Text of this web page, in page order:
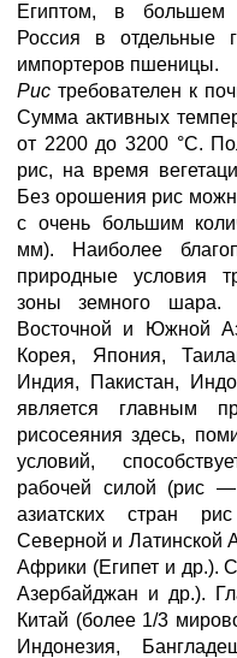
Египтом, в большем
Россия в отдельные
импортеров пшеницы.
Рис требователен к
Сумма активных
от 2200 до 3200 °С.
рис, на время
Без орошения рис
с очень большим
мм). Наиболее
природные условия
зоны земного шара.
Восточной и Южной
Корея, Япония,
Индия, Пакистан,
является главным
рисосеяния здесь,
условий,
рабочей силой (рис —
азиатских стран
Северной и Латинской
Африки (Египет и др.).
Азербайджан и др.).
Китай (более 1/3
Индонезия,